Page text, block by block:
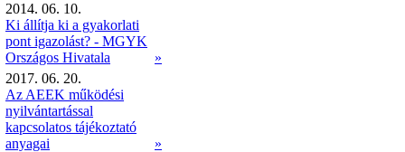
2014. 06. 10.
Ki állítja ki a gyakorlati
pont igazolást? - MGYK
Országos Hivatala
»
2017. 06. 20.
Az AEEK működési
nyilvántartással
kapcsolatos tájékoztató
anyagai
»